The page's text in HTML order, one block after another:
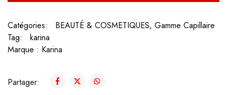
Catégories: BEAUTÉ & COSMETIQUES, Gamme Capillaire
Tag:
karina
Marque : Karina
Partager: